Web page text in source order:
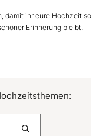
damit ihr eure Hochzeit so
Erinnerung bleibt.